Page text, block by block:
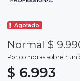
Agotado.
Normal $
Por compras sobre 3
$ 6.993